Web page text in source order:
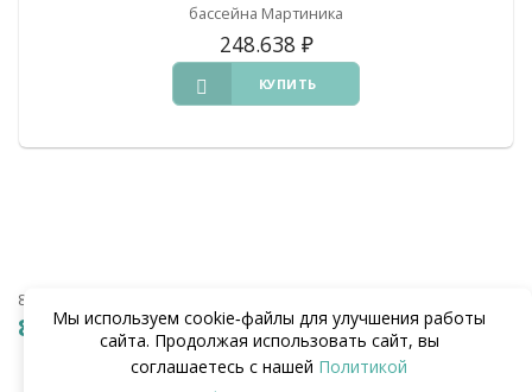
бассейна Мартиника
248.638 ₽
КУПИТЬ
8 (938) 441-20-90
8 (862) 291-20-90
Мы используем cookie‑файлы для улучшения работы
сайта. Продолжая использовать сайт, вы
соглашаетесь с нашей Политикой